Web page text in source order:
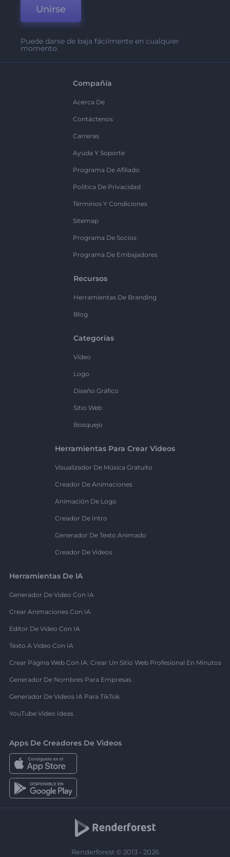
Unirse
Puede darse de baja fácilmente en cualquier
momento.
Compañía
Acerca De
Contáctenos
Carreras
Ayuda Y Soporte
Programa De Afiliado
Política De Privacidad
Términos Y Condiciones
Sitemap
Programa De Socios
Programa De Embajadores
Recursos
Herramientas De Branding
Blog
Categorías
Vídeo
Logo
Diseño Gráfico
Sitio Web
Bosquejo
Herramientas Para Crear Videos
Visualizador De Música Gratuito
Creador De Animaciones
Animación De Logo
Creador De Intro
Generador De Texto Animado
Creador De Videos
Herramientas De IA
Generador De Video Con IA
Crear Animaciones Con IA
Editor De Video Con IA
Texto A Video Con IA
Crear Página Web Con IA: Crear Un Sitio Web Profesional En Minutos
Generador De Nombres Para Empresas
Generador De Videos IA Para TikTok
YouTube Video Ideas
Apps De Creadores De Videos
Renderforest © 2013 - 2026